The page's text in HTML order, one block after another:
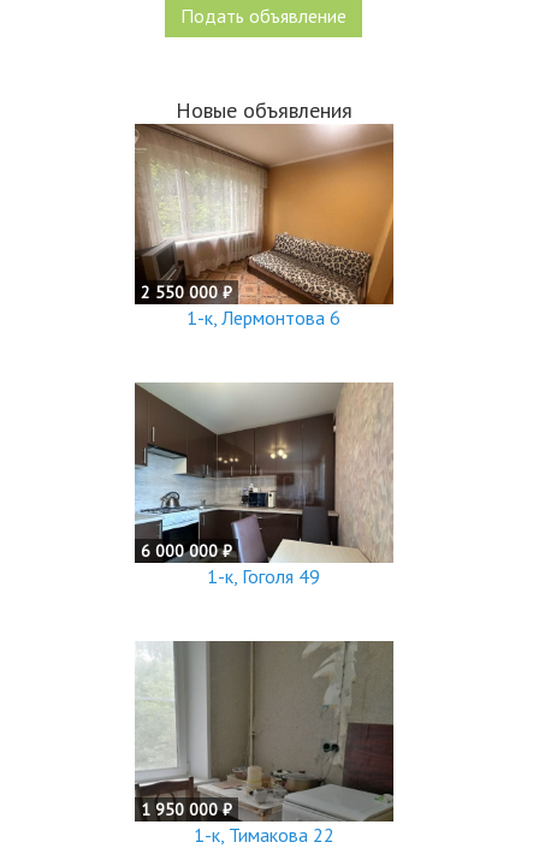
Подать объявление
Новые объявления
2 550 000 ₽
1-к, Лермонтова 6
6 000 000 ₽
1-к, Гоголя 49
1 950 000 ₽
1-к, Тимакова 22